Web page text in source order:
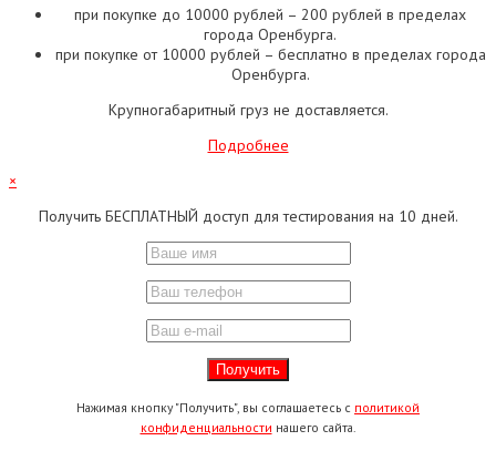
при покупке до 10000 рублей – 200 рублей в пределах
города Оренбурга.
при покупке от 10000 рублей – бесплатно в пределах города
Оренбурга.
Крупногабаритный груз не доставляется.
Подробнее
×
Получить БЕСПЛАТНЫЙ доступ для тестирования на 10 дней.
Нажимая кнопку "Получить", вы соглашаетесь с политикой
конфиденциальности нашего сайта.